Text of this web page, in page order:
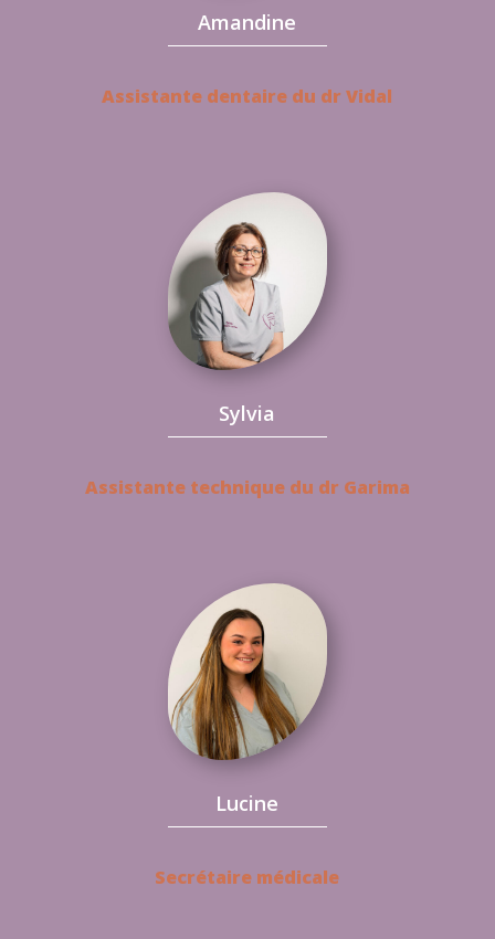
Amandine
Assistante dentaire du dr Vidal
Sylvia
Assistante technique du dr Garima
Lucine
Secrétaire médicale